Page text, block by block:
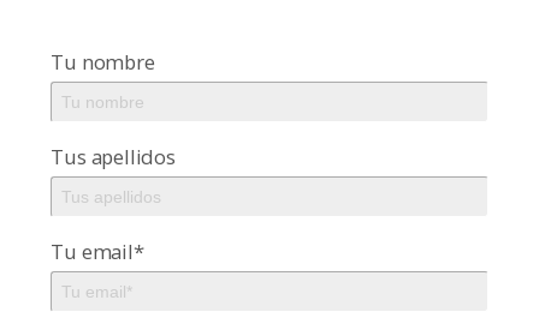
Tu nombre
Tus apellidos
Tu email*